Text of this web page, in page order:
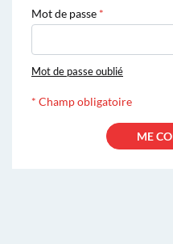
Mot de passe
Mot de passe oublié
* Champ obligatoire